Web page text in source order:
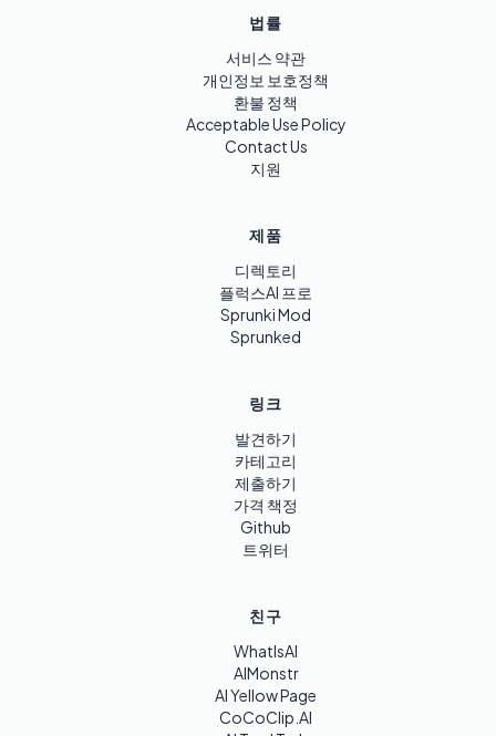
법률
서비스 약관
개인정보 보호정책
환불 정책
Acceptable Use Policy
Contact Us
지원
제품
디렉토리
플럭스AI 프로
Sprunki Mod
Sprunked
링크
발견하기
카테고리
제출하기
가격 책정
Github
트위터
친구
WhatIsAI
AIMonstr
AI Yellow Page
CoCoClip.AI